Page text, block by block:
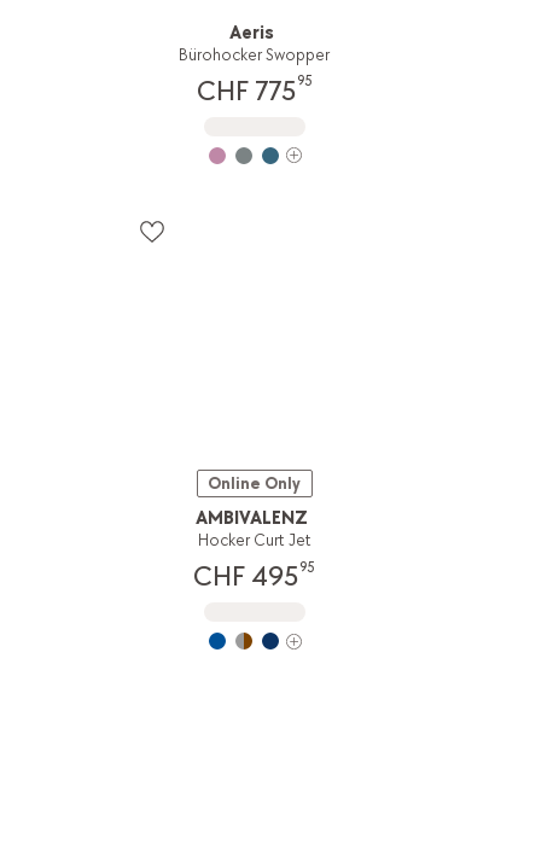
Aeris
Bürohocker Swopper
CHF 77595
Online Only
AMBIVALENZ
Hocker Curt Jet
CHF 49595